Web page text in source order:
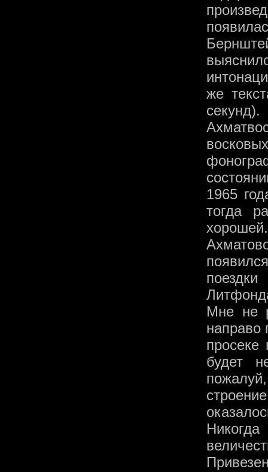
же
секунд).
1965
тогда
Мне не
направо
будет